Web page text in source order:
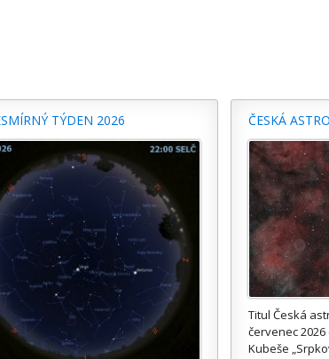
TÝDEN 2026 ČESKÁ
Titul Česká
červenec
Kubeše